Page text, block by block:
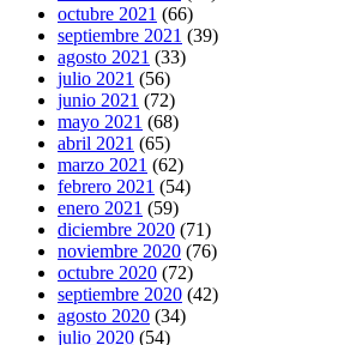
octubre 2021 (66)
septiembre 2021 (39)
agosto 2021 (33)
julio 2021 (56)
junio 2021 (72)
mayo 2021 (68)
abril 2021 (65)
marzo 2021 (62)
febrero 2021 (54)
enero 2021 (59)
diciembre 2020 (71)
noviembre 2020 (76)
octubre 2020 (72)
septiembre 2020 (42)
agosto 2020 (34)
julio 2020 (54)